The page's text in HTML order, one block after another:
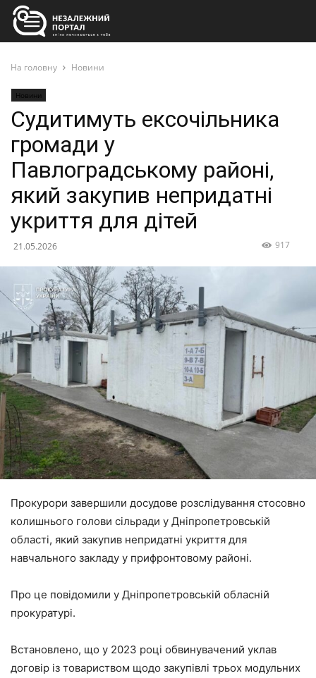
На головну Новини
Новини
Судитимуть ексочільника
громади у
Павлоградському районі,
який закупив непридатні
укриття для дітей
21.05.2026 917
Прокурори завершили досудове розслідування стосовно
колишнього голови сільради у Дніпропетровській
області, який закупив непридатні укриття для
навчального закладу у прифронтовому районі.
Про це повідомили у Дніпропетровській обласній
прокуратурі.
Встановлено, що у 2023 році обвинувачений уклав
договір із товариством щодо закупівлі трьох модульних